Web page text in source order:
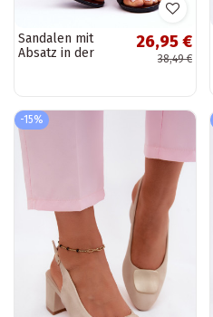
Sandalen mit
Absatz in der
26,95 €
38,49 €
-15%